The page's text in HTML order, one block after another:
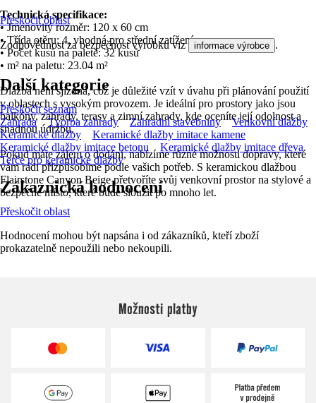
Technická specifikace:
• Jmenovitý rozměr: 120 x 60 cm
• Třída otěru: 4, vhodná pro střední zatížení
• Počet kusů na paletě: 32 kusů
• m² na paletu: 23.04 m²
Dlažba není sjízdná, což je důležité vzít v úvahu při plánování použití
v oblastech s vysokým provozem. Je ideální pro prostory jako jsou
balkóny, zahrady, terasy a zimní zahrady, kde oceníte její odolnost a
snadnou údržbu.
Pokud máte zájem o dodání, nabízíme různé možnosti dopravy, které
vám rádi přizpůsobíme podle vašich potřeb. S keramickou dlažbou
Flairstone Canyon Beige přetvoříte svůj venkovní prostor na stylové a
bezpečné místo, které bude sloužit po mnoho let.
Přeskočit oblast
Zodpovědnost za bezpečnost výrobku viz informace výrobce .
Další kategorie
Přeskočit seznam
Zahrada
Tvorba zahrady Zahradní stavebniny
Venkovní dlažby
Keramické dlažby
Keramické dlažby imitace kamene
Keramické dlažby imitace betonu
Keramické dlažby imitace dřeva
Terče pro keramické dlažby
Zákaznická hodnocení
Přeskočit oblast
Hodnocení mohou být napsána i od zákazníků, kteří zboží
prokazatelně nepoužili nebo nekoupili.
Možnosti platby